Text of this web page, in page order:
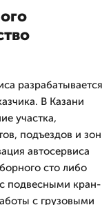
разрабатывается
В Казани
участка,
подъездов и зон
автосервиса
сто либо
с подвесными кран-
с грузовыми